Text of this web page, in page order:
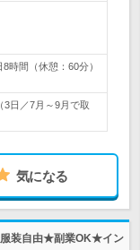
時間（休憩：60分）
3日／7月～9月で取
気になる
装自由★副業OK★イン